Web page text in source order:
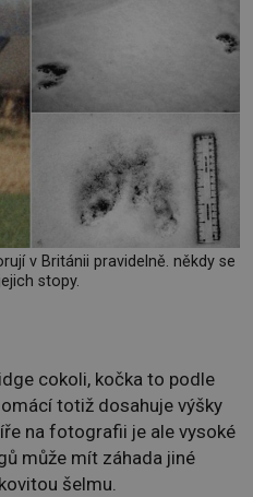
v Británii pravidelně. někdy se
stopy.
cokoli, kočka to podle
totiž dosahuje výšky
na fotografii je ale vysoké
může mít záhada jiné
šelmu.